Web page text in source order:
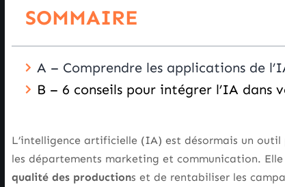
SOMMAIRE
A – Comprendre les applications de
B – 6 conseils pour intégrer l’IA
L’intelligence artificielle (IA) est désormais un
les départements marketing et communication.
qualité des productions et de rentabiliser les